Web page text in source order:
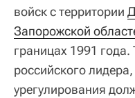
войск с территории
Запорожской
границах 1991
российского
урегулирования